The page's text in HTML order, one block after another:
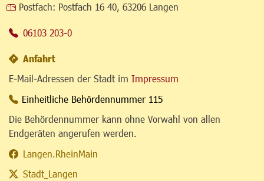
Postfach: Postfach 16 40, 63206 Langen
06103 203-0
Anfahrt
E-Mail-Adressen der Stadt im Impressum
Einheitliche Behördennummer 115
Die Behördennummer kann ohne Vorwahl von allen
Endgeräten angerufen werden.
Langen.RheinMain
Stadt_Langen